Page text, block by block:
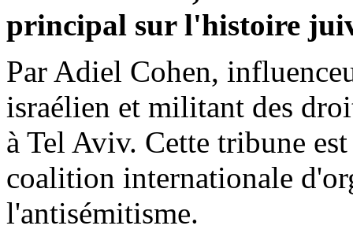
principal sur l'histoire
Par Adiel Cohen,
israélien et militant des
à Tel Aviv. Cette tribune
coalition internationale
l'antisémitisme.